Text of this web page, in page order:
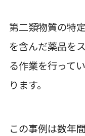
第二類物質の特
を含んだ薬品を
る作業を行って
ります。
この事例は数年